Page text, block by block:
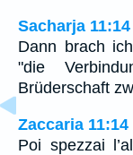
Sacharja
Dann brach
"die
Brüderschaft
Zaccaria
Poi spezzai